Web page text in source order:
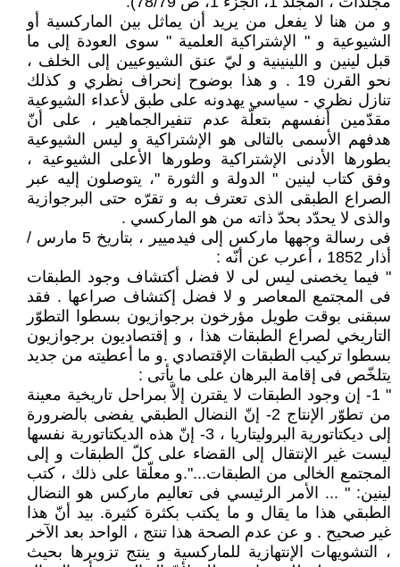
و من هنا لا يفعل من يريد أن يماثل بين الماركسية أو
الشيوعية و " الإشتراكية العلمية " سوى العودة إلى ما
قبل لينين و اللينينية و ليّ عنق الشيوعيين إلى الخلف ،
نحو القرن 19 . و هذا بوضوح إنحراف نظري و كذلك
تنازل نظري - سياسي يهدونه على طبق لأعداء الشيوعية
مقدّمين أنفسهم بتعلّة عدم تنفيرالجماهير ، على أنّ
هدفهم الأسمى بالتالى هو الإشتراكية و ليس الشيوعية
بطورها الأدنى الإشتراكية وطورها الأعلى الشيوعية ،
وفق كتاب لينين " الدولة و الثورة "، يتوصلون إليه عبر
الصراع الطبقى الذى تعترف به و تقرّه حتى البرجوازية
والذى لا يحدّد بحدّ ذاته من هو الماركسي .
فى رسالة وجهها ماركس إلى فيدميير ، بتاريخ 5 مارس /
أذار 1852 ، أعرب عن أنّه :
" فيما يخصنى ليس لى لا فضل أكتشاف وجود الطبقات
فى المجتمع المعاصر و لا فضل إكتشاف صراعها . فقد
سبقنى بوقت طويل مؤرخون برجوازيون بسطوا التطوّر
التاريخي لصراع الطبقات هذا ، و إقتصاديون برجوازيون
بسطوا تركيب الطبقات الإقتصادي .و ما أعطيته من جديد
يتلخّص فى إقامة البرهان على ما يأتى :
" 1- إن وجود الطبقات لا يقترن إلاّ بمراحل تاريخية معينة
من تطوّر الإنتاج 2- إنّ النضال الطبقي يفضى بالضرورة
إلى ديكتاتورية البروليتاريا ، 3- إنّ هذه الديكتاتورية نفسها
ليست غير الإنتقال إلى القضاء على كلّ الطبقات و إلى
المجتمع الخالى من الطبقات...".و معلّقا على ذلك ، كتب
لينين: " ... الأمر الرئيسي فى تعاليم ماركس هو النضال
الطبقي هذا ما يقال و ما يكتب بكثرة كثيرة. بيد أنّ هذا
غير صحيح . و عن عدم الصحة هذا تنتج ، الواحد بعد الآخر
، التشويهات الإنتهازية للماركسية و ينتج تزويرها بحيث